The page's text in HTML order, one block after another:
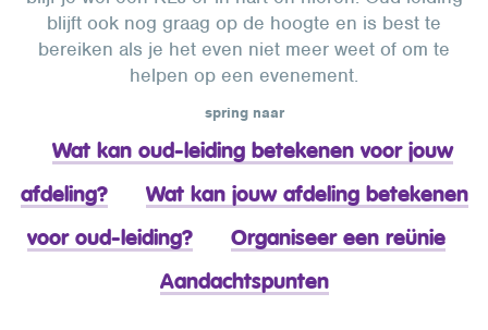
blijft ook nog graag op de hoogte en is best te
bereiken als je het even niet meer weet of om te
helpen op een evenement.
spring naar
Wat kan oud-leiding betekenen voor jouw
afdeling?
Wat kan jouw afdeling betekenen
voor oud-leiding?
Organiseer een reünie
Aandachtspunten